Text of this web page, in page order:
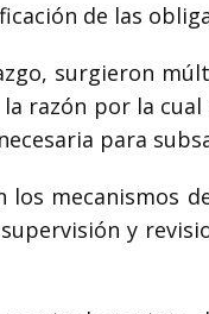
de las
surgieron
razón por la
para
los mecanismos
y